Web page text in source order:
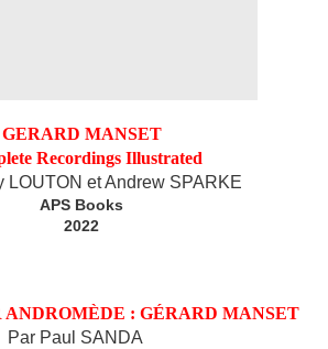
GERARD MANSET
Recordings Illustrated
LOUTON et Andrew SPARKE
APS Books
2022
ANDROMÈDE : GÉRARD MANSET
Par Paul SANDA